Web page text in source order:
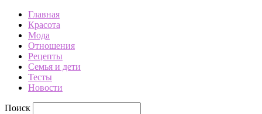
Главная
Красота
Мода
Отношения
Рецепты
Семья и дети
Тесты
Новости
Поиск